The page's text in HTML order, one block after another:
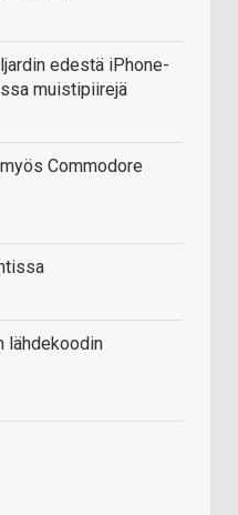
edestä iPhone-
muistipiirejä
Commodore
lähdekoodin